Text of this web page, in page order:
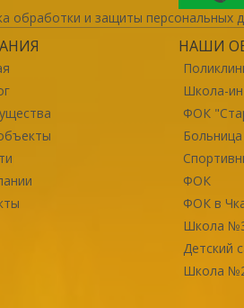
обработки и защиты персональных
НАШИ
Школа-
ФОК
Больница
ФОК
ФОК в
Школа
Детский
Школа